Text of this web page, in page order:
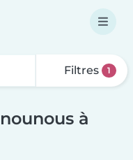
Filtres 1
à